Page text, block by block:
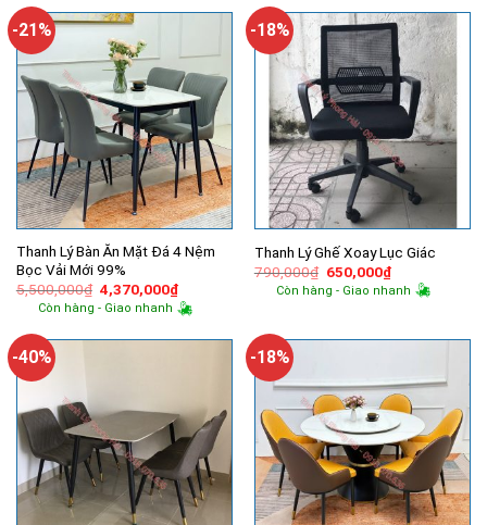
10,400,000₫.
-21%
Thanh Lý Bàn Ăn Mặt Đá 4 Nệm
Bọc Vải Mới 99%
5,500,000₫ Giá
gốc
là:
4,370,000₫Giá
hiện
tại
4,370,000₫.
Còn hàng - Giao nhanh
-18%
Thanh Lý Ghế Xoay Lục Giác
790,000₫ Giá
gốc
là:
650,000₫Giá
hiện
tại
Còn hàng - Giao nhanh
-40% -18%